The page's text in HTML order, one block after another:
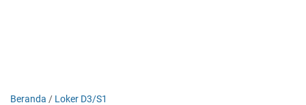
Beranda / Loker D3/S1